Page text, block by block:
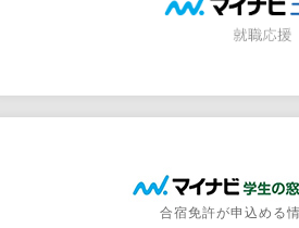
合宿免許が申込める